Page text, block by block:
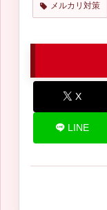
メルカリ対策
X
LINE